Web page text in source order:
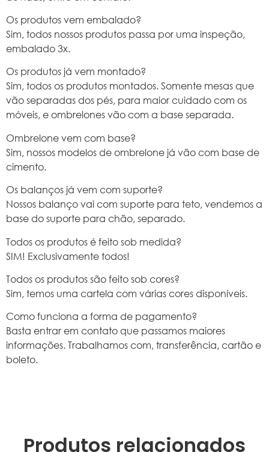
Os produtos vem embalado?
Sim, todos nossos produtos passa por uma inspeção,
embalado 3x.
Os produtos já vem montado?
Sim, todos os produtos montados. Somente mesas que
vão separadas dos pés, para maior cuidado com os
móveis, e ombrelones vão com a base separada.
Ombrelone vem com base?
Sim, nossos modelos de ombrelone já vão com base de
cimento.
Os balanços já vem com suporte?
Nossos balanço vai com suporte para teto, vendemos a
base do suporte para chão, separado.
Todos os produtos é feito sob medida?
SIM! Exclusivamente todos!
Todos os produtos são feito sob cores?
Sim, temos uma cartela com várias cores disponíveis.
Como funciona a forma de pagamento?
Basta entrar em contato que passamos maiores
informações. Trabalhamos com, transferência, cartão e
boleto.
Produtos relacionados